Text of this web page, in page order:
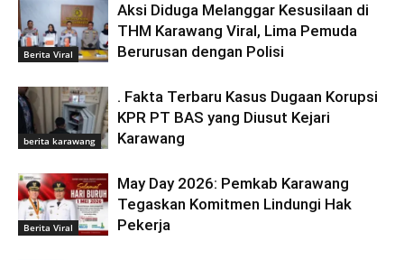
Berita Viral
Aksi Diduga Melanggar Kesusilaan di
THM Karawang Viral, Lima Pemuda
Berurusan dengan Polisi
berita karawang
. Fakta Terbaru Kasus Dugaan Korupsi
KPR PT BAS yang Diusut Kejari
Karawang
Berita Viral
May Day 2026: Pemkab Karawang
Tegaskan Komitmen Lindungi Hak
Pekerja